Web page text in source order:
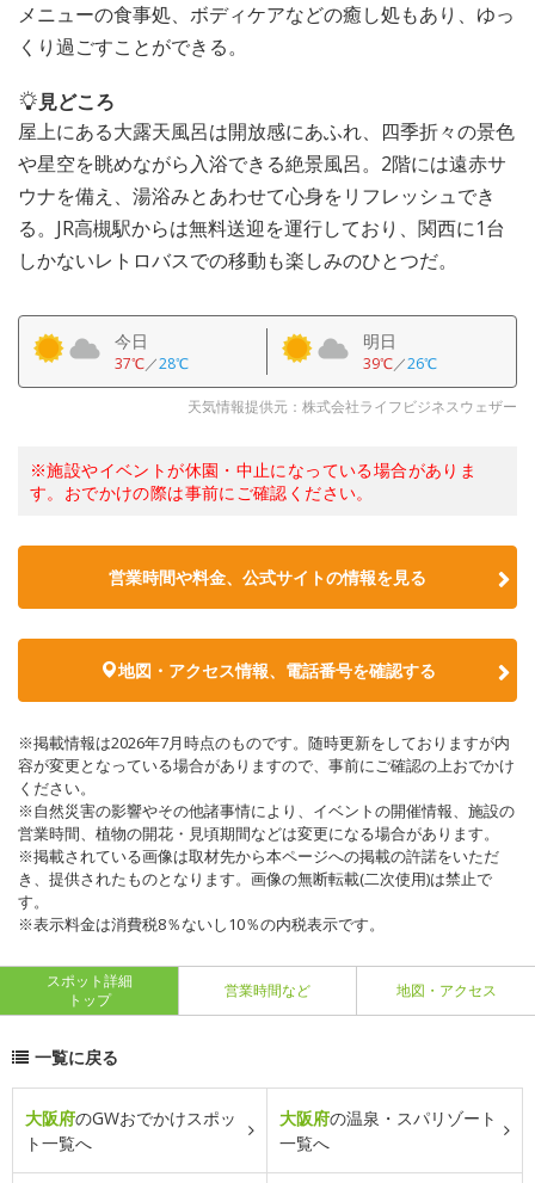
メニューの食事処、ボディケアなどの癒し処もあり、ゆっ
くり過ごすことができる。
見どころ
屋上にある大露天風呂は開放感にあふれ、四季折々の景色
や星空を眺めながら入浴できる絶景風呂。2階には遠赤サ
ウナを備え、湯浴みとあわせて心身をリフレッシュでき
る。JR高槻駅からは無料送迎を運行しており、関西に1台
しかないレトロバスでの移動も楽しみのひとつだ。
今日
37℃／28℃
明日
39℃／26℃
天気情報提供元：株式会社ライフビジネスウェザー
※施設やイベントが休園・中止になっている場合がありま
す。おでかけの際は事前にご確認ください。
営業時間や料金、公式サイトの情報を見る
地図・アクセス情報、電話番号を確認する
※掲載情報は2026年7月時点のものです。随時更新をしておりますが内
容が変更となっている場合がありますので、事前にご確認の上おでかけ
ください。
※自然災害の影響やその他諸事情により、イベントの開催情報、施設の
営業時間、植物の開花・見頃期間などは変更になる場合があります。
※掲載されている画像は取材先から本ページへの掲載の許諾をいただ
き、提供されたものとなります。画像の無断転載(二次使用)は禁止で
す。
※表示料金は消費税8％ないし10％の内税表示です。
スポット詳細
トップ
営業時間など 地図・アクセス
一覧に戻る
大阪府のGWおでかけスポッ
ト一覧へ
大阪府の温泉・スパリゾート
一覧へ